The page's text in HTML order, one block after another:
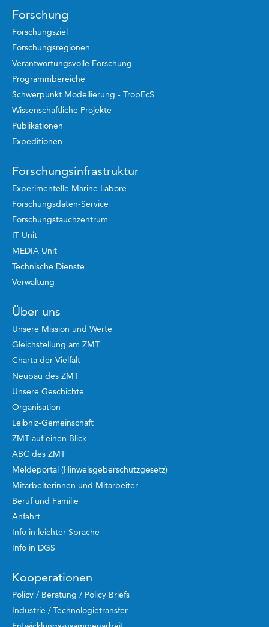
Forschung
Forschungsziel
Forschungsregionen
Verantwortungsvolle Forschung
Programmbereiche
Schwerpunkt Modellierung - TropEcS
Wissenschaftliche Projekte
Publikationen
Expeditionen
Forschungsinfrastruktur
Experimentelle Marine Labore
Forschungsdaten-Service
Forschungstauchzentrum
IT Unit
MEDIA Unit
Technische Dienste
Verwaltung
Über uns
Unsere Mission und Werte
Gleichstellung am ZMT
Charta der Vielfalt
Neubau des ZMT
Unsere Geschichte
Organisation
Leibniz-Gemeinschaft
ZMT auf einen Blick
ABC des ZMT
Meldeportal (Hinweisgeberschutzgesetz)
Mitarbeiterinnen und Mitarbeiter
Beruf und Familie
Anfahrt
Info in leichter Sprache
Info in DGS
Kooperationen
Policy / Beratung / Policy Briefs
Industrie / Technologietransfer